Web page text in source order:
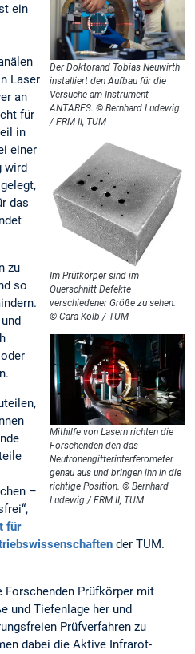
Der Doktorand Tobias Neuwirth
installiert den Aufbau für die
Versuche am Instrument
ANTARES. © Bernhard Ludewig
/ FRM II, TUM
Im Prüfkörper sind im
Querschnitt Defekte
verschiedener Größe zu sehen.
© Cara Kolb / TUM
Mithilfe von Lasern richten die
Forschenden den das
Neutronengitterinterferometer
genau aus und bringen ihn in die
richtige Position. © Bernhard
Ludewig / FRM II, TUM
ein
Laser
an
für
in
einer
wird
das
zu
so
–
für
der TUM.
Forschenden Prüfkörper mit
und Tiefenlage her und
Prüfverfahren zu
dabei die Aktive Infrarot-